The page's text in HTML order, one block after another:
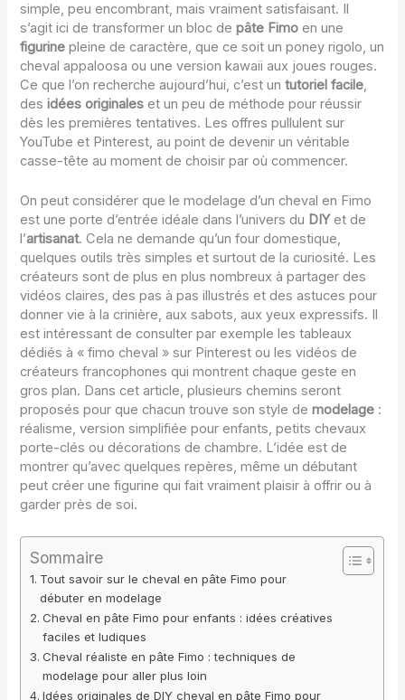
simple, peu encombrant, mais vraiment satisfaisant. Il
s’agit ici de transformer un bloc depâte Fimo en une
figurine pleine de caractère, que ce soit un poney rigolo, un
cheval appaloosa ou une version kawaii aux joues rouges.
Ce que l’on recherche aujourd’hui, c’est untutoriel facile,
desidées originales et un peu de méthode pour réussir
dès les premières tentatives. Les offres pullulent sur
YouTube et Pinterest, au point de devenir un véritable
casse-tête au moment de choisir par où commencer.
On peut considérer que le modelage d’un cheval en Fimo
est une porte d’entrée idéale dans l’univers du DIY et de
l’artisanat. Cela ne demande qu’un four domestique,
quelques outils très simples et surtout de la curiosité. Les
créateurs sont de plus en plus nombreux à partager des
vidéos claires, des pas à pas illustrés et des astuces pour
donner vie à la crinière, aux sabots, aux yeux expressifs. Il
est intéressant de consulter par exemple les tableaux
dédiés à « fimo cheval » sur Pinterest ou les vidéos de
créateurs francophones qui montrent chaque geste en
gros plan. Dans cet article, plusieurs chemins seront
proposés pour que chacun trouve son style demodelage :
réalisme, version simplifiée pour enfants, petits chevaux
porte-clés ou décorations de chambre. L’idée est de
montrer qu’avec quelques repères, même un débutant
peut créer une figurine qui fait vraiment plaisir à offrir ou à
garder près de soi.
Sommaire
Tout savoir sur le cheval en pâte Fimo pour
débuter en modelage
Cheval en pâte Fimo pour enfants : idées créatives
faciles et ludiques
Cheval réaliste en pâte Fimo : techniques de
modelage pour aller plus loin
Idées originales de DIY cheval en pâte Fimo pour